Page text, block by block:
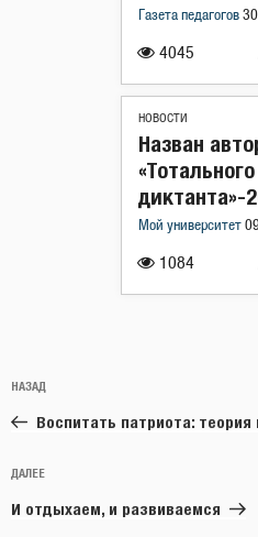
4045
Газета педагогов
НОВОСТИ
1084
Назван
«Тотального
диктанта»-
Мой университет
по
записям
Предыдущая
запись:
НАЗАД
Воспитать патриота: теория
Следующая
запись
ДАЛЕЕ
И отдыхаем, и развиваемся